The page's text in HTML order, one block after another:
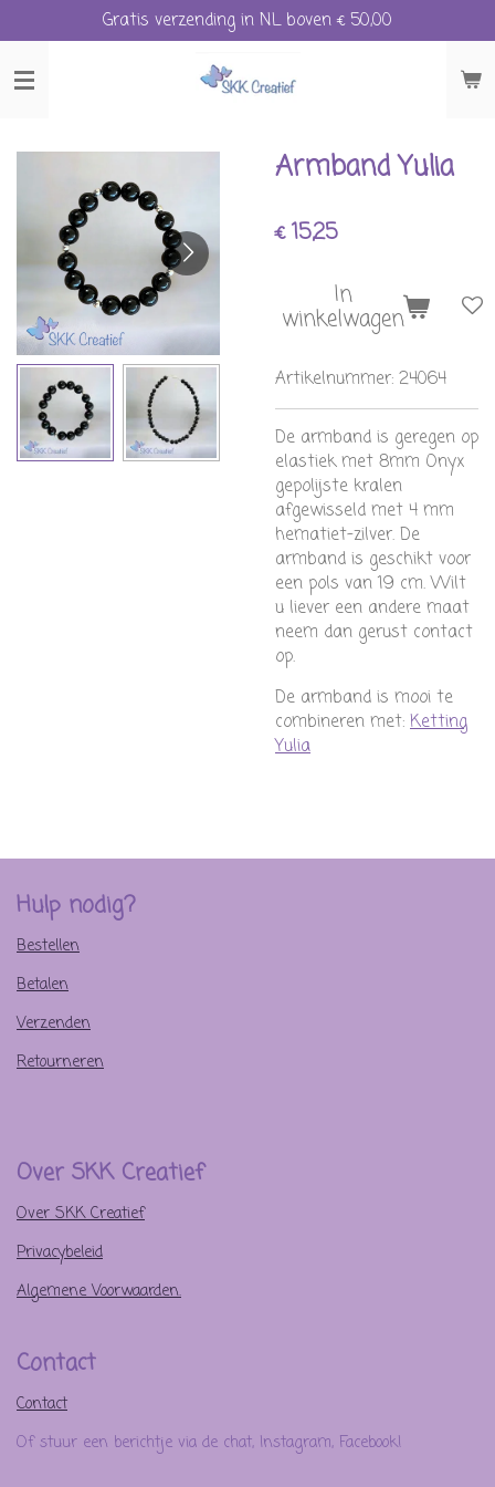
direct
naar
de
Gratis verzending in NL boven € 50,00
Armband Yulia
€ 15,25
In
winkelwagen
Artikelnummer: 24064
De armband is geregen op
elastiek met 8mm Onyx
gepolijste kralen
afgewisseld met 4 mm
hematiet-zilver. De
armband is geschikt voor
een pols van 19 cm. Wilt
u liever een andere maat
neem dan gerust contact
op.
De armband is mooi te
combineren met: Ketting
Yulia
Hulp nodig?
Bestellen
Betalen
Verzenden
Retourneren
Over SKK Creatief
Over SKK Creatief
Privacybeleid
Algemene Voorwaarden.
Contact
Contact
Of stuur een berichtje via de chat, Instagram, Facebook!